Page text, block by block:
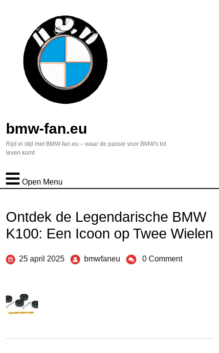
bmw-fan.eu
Rijd in stijl met BMW-fan.eu – waar de passie voor BMW's tot
leven komt
Open Menu
Ontdek de Legendarische BMW
K100: Een Icoon op Twee Wielen
25 april 2025 bmwfaneu 0 Comment